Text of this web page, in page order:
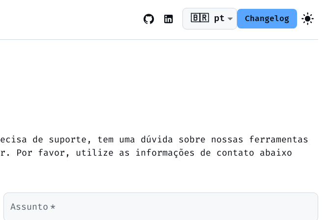
🇧🇷 pt Changelog
de suporte, tem uma dúvida sobre nossas ferramentas
Por favor, utilize as informações de contato abaixo
Assunto *